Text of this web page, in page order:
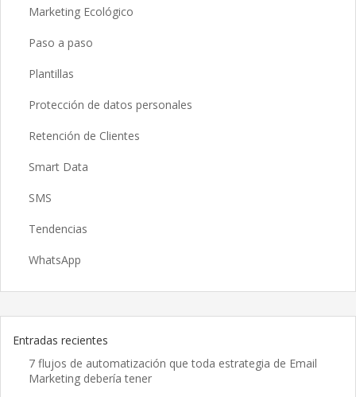
Marketing Ecológico
Paso a paso
Plantillas
Protección de datos personales
Retención de Clientes
Smart Data
SMS
Tendencias
WhatsApp
Entradas recientes
7 flujos de automatización que toda estrategia de Email
Marketing debería tener